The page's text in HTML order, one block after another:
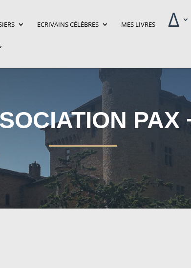
ECRIVAINS CÉLÈBRES MES LIVRES ‎Δ
PAX